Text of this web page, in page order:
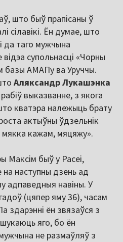
што быў прапісаны ў
сілавікі. Ён думае, што
да таго мужчына
супольнасці «Чорны
базы АМАПу ва Уруччы.
Аляксандр Лукашэнка
выказванне, з якога
кватэра належыць брату
актыўны ўдзельнік
мякка кажам, мяцяжу».
Максім быў у Расеі,
наступны дзень ад
адпаведныя навіны. У
(цяпер яму 36), часам
здарэнні ён звязаўся з
яго, бо ён
не размаўляў з